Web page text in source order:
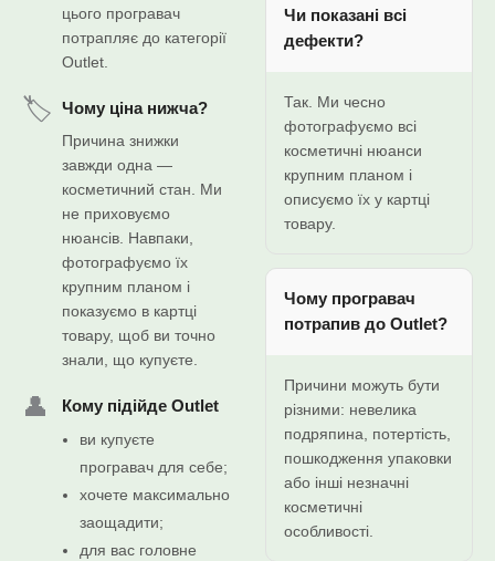
цього програвач
потрапляє до категорії
Outlet.
🏷️
Чому ціна нижча?
Причина знижки
завжди одна —
косметичний стан. Ми
не приховуємо
нюансів. Навпаки,
фотографуємо їх
крупним планом і
показуємо в картці
товару, щоб ви точно
знали, що купуєте.
👤
Кому підійде Outlet
ви купуєте
програвач для себе;
хочете максимально
заощадити;
для вас головне
Чи показані всі
дефекти?
Так. Ми чесно
фотографуємо всі
косметичні нюанси
крупним планом і
описуємо їх у картці
товару.
Чому програвач
потрапив до Outlet?
Причини можуть бути
різними: невелика
подряпина, потертість,
пошкодження упаковки
або інші незначні
косметичні
особливості.